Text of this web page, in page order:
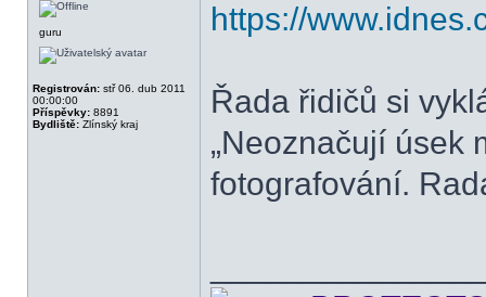
guru
Registrován: stř 06. dub 2011
00:00:00
Příspěvky: 8891
Bydliště: Zlínský kraj
https://
Řada řidičů si
„Neoznačují úsek
fotografování.